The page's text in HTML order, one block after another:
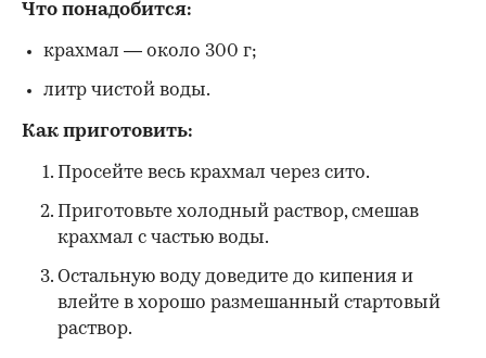
Что понадобится:
крахмал — около 300 г;
литр чистой воды.
Как приготовить:
Просейте весь крахмал через сито.
Приготовьте холодный раствор, смешав
крахмал с частью воды.
Остальную воду доведите до кипения и
влейте в хорошо размешанный стартовый
раствор.